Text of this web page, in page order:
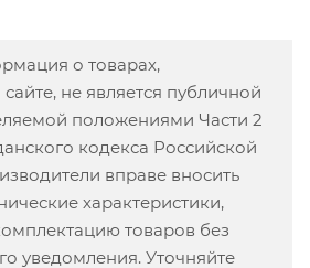
о товарах,
не является публичной
положениями Части 2
кодекса Российской
вправе вносить
характеристики,
товаров без
уведомления. Уточняйте